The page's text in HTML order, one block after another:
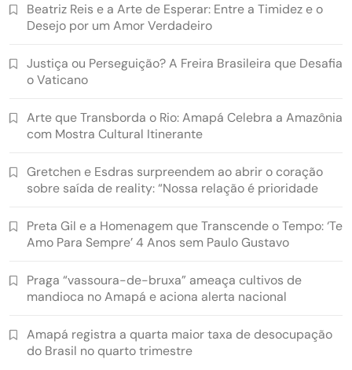
Beatriz Reis e a Arte de Esperar: Entre a Timidez e o
Desejo por um Amor Verdadeiro
Justiça ou Perseguição? A Freira Brasileira que Desafia
o Vaticano
Arte que Transborda o Rio: Amapá Celebra a Amazônia
com Mostra Cultural Itinerante
Gretchen e Esdras surpreendem ao abrir o coração
sobre saída de reality: “Nossa relação é prioridade
Preta Gil e a Homenagem que Transcende o Tempo: ‘Te
Amo Para Sempre’ 4 Anos sem Paulo Gustavo
Praga “vassoura-de-bruxa” ameaça cultivos de
mandioca no Amapá e aciona alerta nacional
Amapá registra a quarta maior taxa de desocupação
do Brasil no quarto trimestre